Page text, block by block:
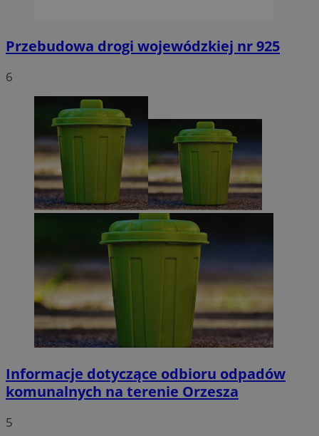
Przebudowa drogi wojewódzkiej nr 925
6
Informacje dotyczące odbioru odpadów
komunalnych na terenie Orzesza
5